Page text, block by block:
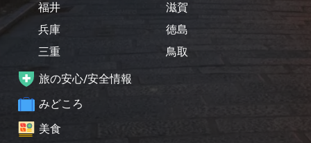
福井
兵庫
三重
滋賀
徳島
鳥取
旅の安心/安全情報
みどころ
美食